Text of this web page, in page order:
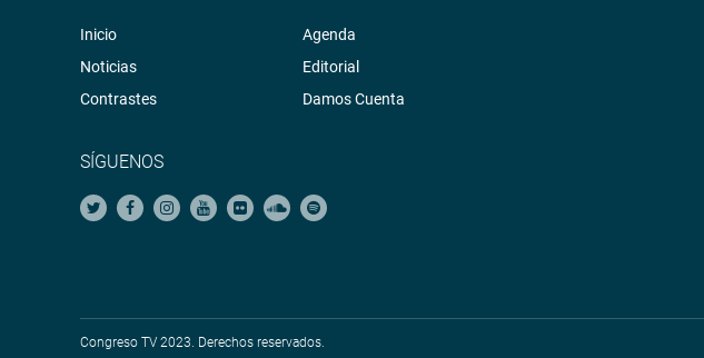
Inicio
Noticias
Contrastes
Agenda
Editorial
Damos Cuenta
SÍGUENOS
Congreso TV 2023. Derechos reservados.